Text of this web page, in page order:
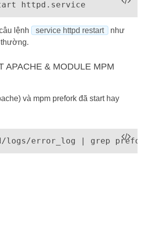
httpd.service
lệnh service httpd restart
như
APACHE & MODULE MPM
và mpm prefork đã start hay
logs/error_log | grep